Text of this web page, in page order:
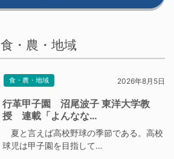
食・農・地域
食・農・地域 2026年8月5日
行革甲子園 沼尾波子 東洋大学教
授 連載「よんなな…
夏と言えば高校野球の季節である。高校
球児は甲子園を目指して…